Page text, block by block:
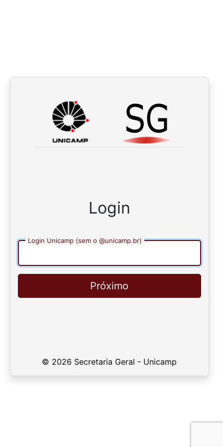
Login
Login Unicamp (sem o @unicamp.br)
Próximo
© 2026 Secretaria Geral - Unicamp